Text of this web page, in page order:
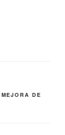
MEJORA DE